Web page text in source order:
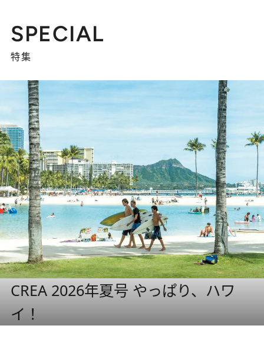
SPECIAL
特集
CREA 2026年夏号 やっぱり、ハワ
イ！